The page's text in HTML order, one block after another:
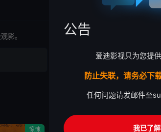
影。
惊悚 剧情
公告
爱迪影视只为您提供
防止失联，请务必下
任何问题请发邮件至
我已了解